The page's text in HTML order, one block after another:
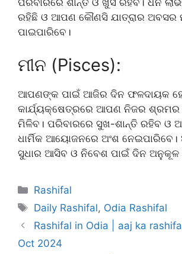
ପରିବାରରେ ଶାନ୍ତି ଓ ଖୁସି ରହିବ। ଧନ
ରହିଛି ଓ ଆପଣ କୌଣସି ଯାତ୍ରାର ଅବସର
ପାଇପାରିବେ।
ମୀନ (Pisces):
ଆପଣଙ୍କ ପାଇଁ ଆଜିର ଦିନ ଫଳଦାୟକ
କାର୍ଯ୍ୟକ୍ଷେତ୍ରରେ ଆପଣ ନିଜର
ମିଳିବ। ପରିବାରରେ ସୁଖ-ଶାନ୍ତି ରହିବ ଓ
ଧାର୍ମିକ ଆୟୋଜନରେ ଅଂଶ
ସୁଧାର ଆସିବ ଓ ନିବେଶ ପାଇଁ ଦିନ ଅନୁକୂଳ
Categories
Rashifal
Tags
Daily Rashifal, Odia Rashifal
Rashifal in Odia | aaj ka
Oct 2024